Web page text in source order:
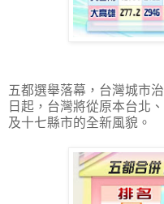
五都選舉落幕，台灣城市
日起，台灣將從原本台北
及十七縣市的全新風貌。